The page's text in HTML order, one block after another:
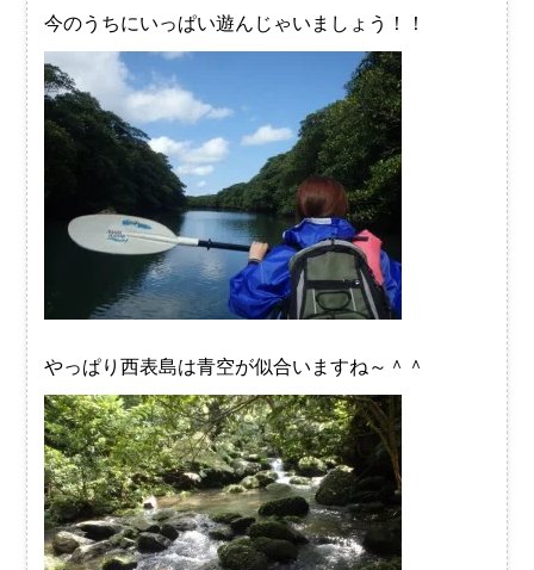
今のうちにいっぱい遊んじゃいましょう！！
やっぱり西表島は青空が似合いますね～＾＾